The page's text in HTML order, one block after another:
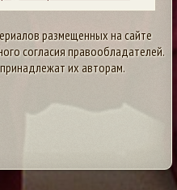
размещенных на сайте
согласия правообладателей.
их авторам.